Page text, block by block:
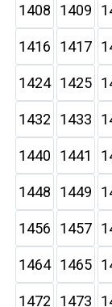
1408 1409
1416 1417
1424 1425
1432 1433
1440 1441
1448 1449
1456 1457
1464 1465
1472 1473